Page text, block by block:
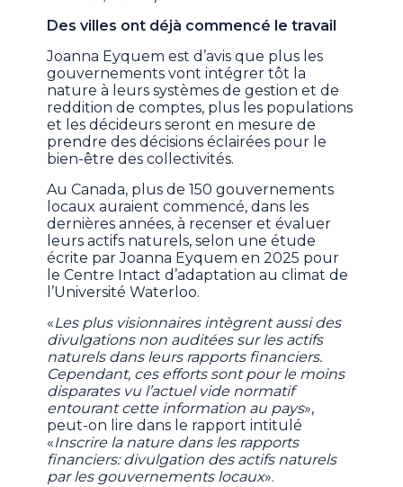
Des villes ont déjà commencé le travail
Joanna Eyquem est d’avis que plus les
gouvernements vont intégrer tôt la
nature à leurs systèmes de gestion et de
reddition de comptes, plus les populations
et les décideurs seront en mesure de
prendre des décisions éclairées pour le
bien-être des collectivités.
Au Canada, plus de 150 gouvernements
locaux auraient commencé, dans les
dernières années, à recenser et évaluer
leurs actifs naturels, selon une étude
écrite par Joanna Eyquem en 2025 pour
le Centre Intact d’adaptation au climat de
l’Université Waterloo.
«Les plus visionnaires intègrent aussi des
divulgations non auditées sur les actifs
naturels dans leurs rapports financiers.
Cependant, ces efforts sont pour le moins
disparates vu l’actuel vide normatif
entourant cette information au pays»,
peut-on lire dans le rapport intitulé
«Inscrire la nature dans les rapports
financiers: divulgation des actifs naturels
par les gouvernements locaux».